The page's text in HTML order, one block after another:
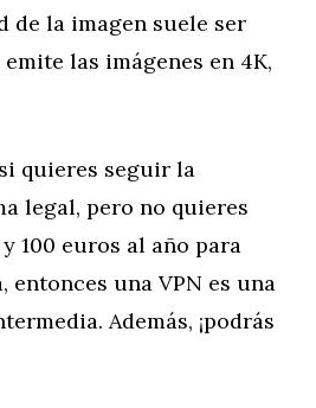
de la imagen suele ser
las imágenes en 4K,
quieres seguir la
legal, pero no quieres
100 euros al año para
entonces una VPN es una
Además, ¡podrás